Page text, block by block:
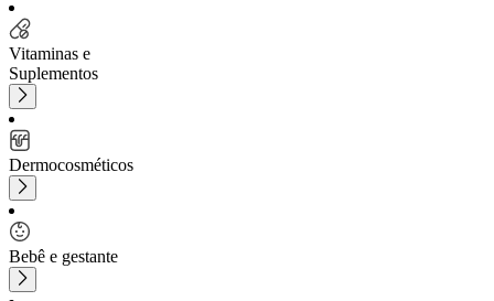
Vitaminas e
Suplementos
Dermocosméticos
Bebê e gestante